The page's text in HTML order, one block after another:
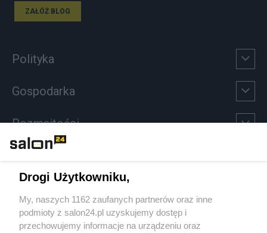
ZAŁÓŻ BLOG
Polityka
Gospodarka
Rozmaitości
Sport
Społeczeństwo
Drogi Użytkowniku,
My, naszych 1162 zaufanych partnerów oraz inne
podmioty z salon24.pl uzyskujemy dostęp i
przechowujemy informacje na urządzeniu oraz